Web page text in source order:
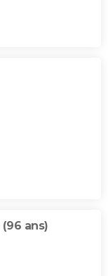
(96 ans)